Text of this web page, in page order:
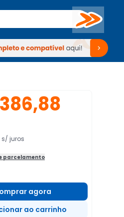
Buscar
Periféricos TV Venda no KaBuM!
TV Venda no KaBuM!
s/ juros
parcelamento
agora
ao carrinho